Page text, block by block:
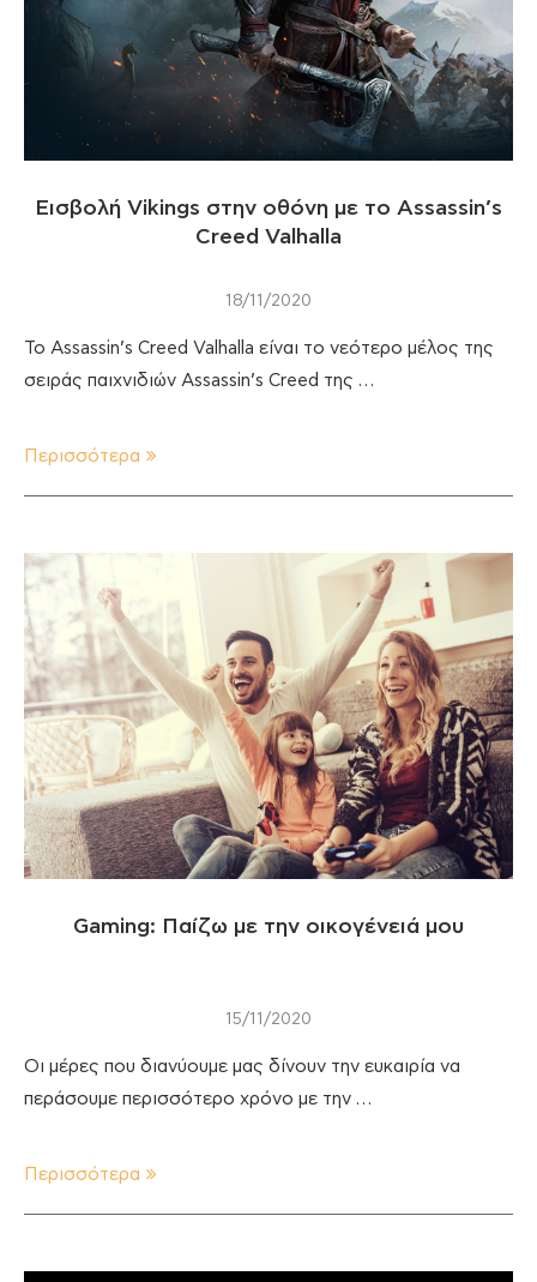
Εισβολή Vikings στην οθόνη με το Assassin’s
Creed Valhalla
18/11/2020
Το Assassin’s Creed Valhalla είναι το νεότερο μέλος της
σειράς παιχνιδιών Assassin’s Creed της …
Περισσότερα
Gaming: Παίζω με την οικογένειά μου
15/11/2020
Οι μέρες που διανύουμε μας δίνουν την ευκαιρία να
περάσουμε περισσότερο χρόνο με την …
Περισσότερα